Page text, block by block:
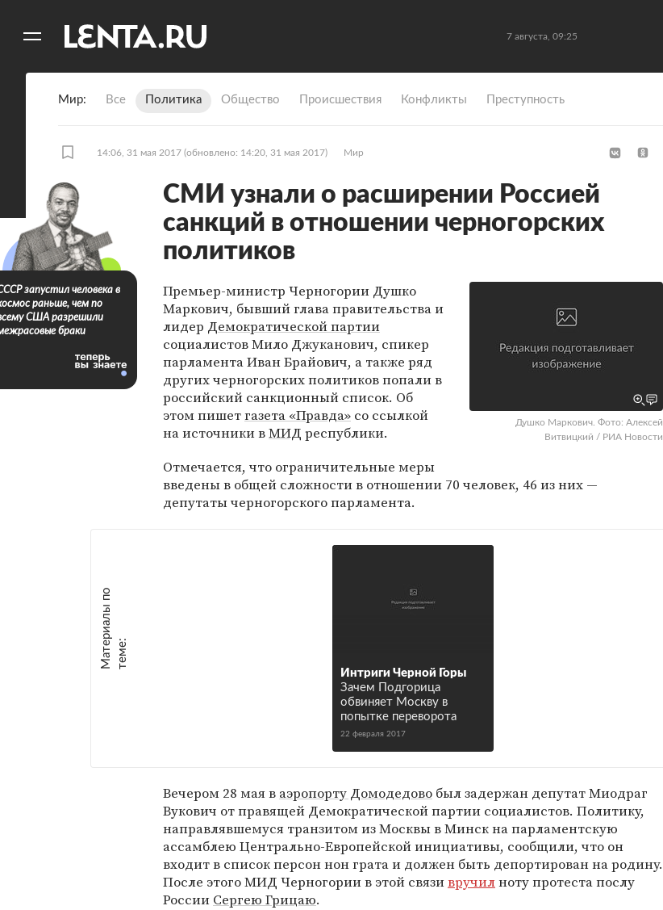
7 августа, 09:25
Мир Все Политика Общество Происшествия Конфликты Преступность
14:06, 31 мая 2017 (обновлено: 14:20, 31 мая 2017) Мир
СМИ узнали о расширении Россией
санкций в отношении черногорских
политиков
Душко Маркович. Фото: Алексей
Витвицкий / РИА Новости
Премьер-министр Черногории Душко
Маркович, бывший глава правительства и
лидер Демократической партии
социалистов Мило Джуканович, спикер
парламента Иван Брайович, а также ряд
других черногорских политиков попали в
российский санкционный список. Об
этом пишетгазета «Правда» со ссылкой
на источники вМИД республики.
Отмечается, что ограничительные меры
введены в общей сложности в отношении 70 человек, 46 из них —
депутаты черногорского парламента.
М
а
т е
р
и
а
л
ы
п
о
т
е
м
е :
Интриги Черной Горы
Зачем Подгорица
обвиняет Москву в
попытке переворота
22 февраля 2017
Вечером 28 мая в аэропорту Домодедово был задержан депутат Миодраг
Вукович от правящей Демократической партии социалистов. Политику,
направлявшемуся транзитом из Москвы в Минск на парламентскую
ассамблею Центрально-Европейской инициативы, сообщили, что он
входит в список персон нон грата и должен быть депортирован на родину.
После этого МИД Черногории в этой связивручилноту протеста послу
России Сергею Грицаю.
запустил человека в
раньше, чем по
США разрешили
браки